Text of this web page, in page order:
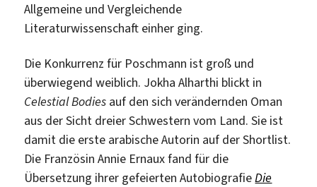
Allgemeine und Vergleichende
Literaturwissenschaft einher ging.
Die Konkurrenz für Poschmann ist groß und
überwiegend weiblich. Jokha Alharthi blickt in
Celestial Bodies auf den sich verändernden Oman
aus der Sicht dreier Schwestern vom Land. Sie ist
damit die erste arabische Autorin auf der Shortlist.
Die Französin Annie Ernaux fand für die
Übersetzung ihrer gefeierten AutobiografieDie